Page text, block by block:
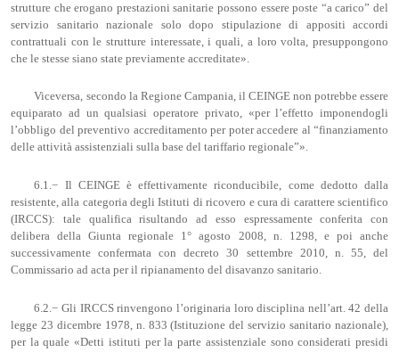
strutture che erogano prestazioni sanitarie possono essere poste “a carico” del
servizio sanitario nazionale solo dopo stipulazione di appositi accordi
contrattuali con le strutture interessate, i quali, a loro volta, presuppongono
che le stesse siano state previamente accreditate».
Viceversa, secondo la Regione Campania, il CEINGE non potrebbe essere
equiparato ad un qualsiasi operatore privato, «per l’effetto imponendogli
l’obbligo del preventivo accreditamento per poter accedere al “finanziamento
delle attività assistenziali sulla base del tariffario regionale”».
6.1.− Il CEINGE è effettivamente riconducibile, come dedotto dalla
resistente, alla categoria degli Istituti di ricovero e cura di carattere scientifico
(IRCCS): tale qualifica risultando ad esso espressamente conferita con
delibera della Giunta regionale 1° agosto 2008, n. 1298, e poi anche
successivamente confermata con decreto 30 settembre 2010, n. 55, del
Commissario ad acta per il ripianamento del disavanzo sanitario.
6.2.− Gli IRCCS rinvengono l’originaria loro disciplina nell’art. 42 della
legge 23 dicembre 1978, n. 833 (Istituzione del servizio sanitario nazionale),
per la quale «Detti istituti per la parte assistenziale sono considerati presidi